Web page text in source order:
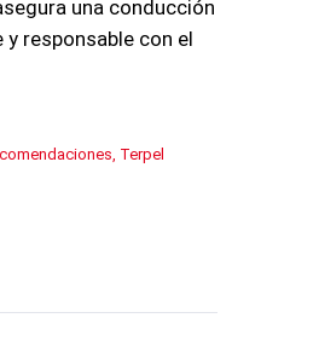
una conducción
responsable con el
Terpel